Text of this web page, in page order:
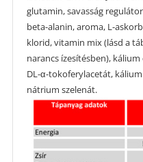
glutamin, savasság
beta-alanin, aroma, L-
klorid, vitamin mix (lásd a
narancs ízesítésben),
DL-α-tokoferylacetát,
nátrium szelenát.